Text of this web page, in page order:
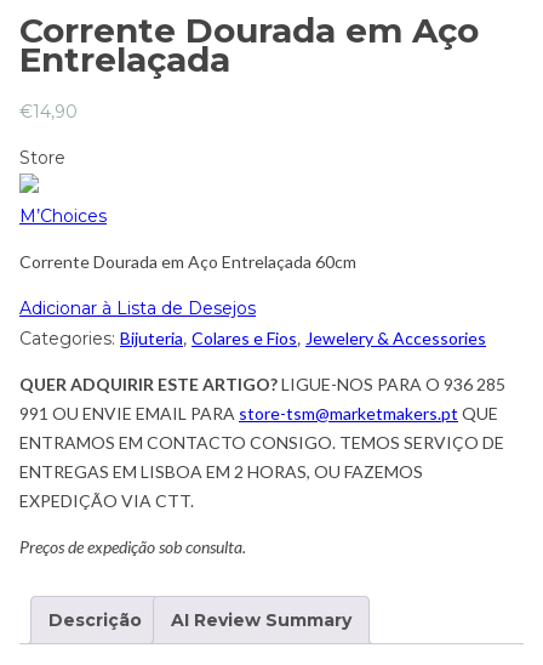
Corrente Dourada em Aço
Entrelaçada
€14,90
Store
M’Choices
Corrente Dourada em Aço Entrelaçada 60cm
Adicionar à Lista de Desejos
Categories: Bijuteria, Colares e Fios, Jewelery & Accessories
QUER ADQUIRIR ESTE ARTIGO?LIGUE-NOS PARA O 936 285
991 OU ENVIE EMAIL PARA store-tsm@marketmakers.pt QUE
ENTRAMOS EM CONTACTO CONSIGO. TEMOS SERVIÇO DE
ENTREGAS EM LISBOA EM 2 HORAS, OU FAZEMOS
EXPEDIÇÃO VIA CTT.
Preços de expedição sob consulta.
Descrição AI Review Summary